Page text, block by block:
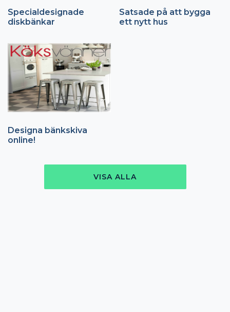
Specialdesignade
diskbänkar
Satsade på att bygga
ett nytt hus
Designa bänkskiva
online!
VISA ALLA